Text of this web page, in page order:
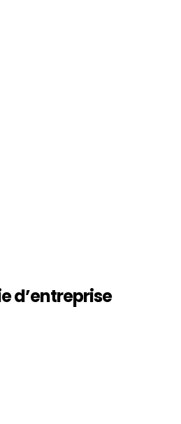
d’entreprise